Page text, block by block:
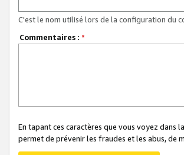
C'est le nom utilisé lors de la configuration du
Commentaires : *
En tapant ces caractères que vous voyez dans
permet de prévenir les fraudes et les abus, de